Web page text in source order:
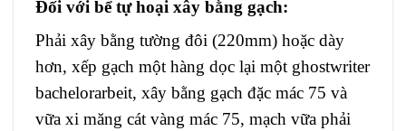
Đối với bể tự hoại xây bằng gạch:
Phải xây bằng tường đôi (220mm) hoặc dày
hơn, xếp gạch một hàng dọc lại một ghostwriter
bachelorarbeit, xây bằng gạch đặc mác 75 và
vữa xi măng cát vàng mác 75, mạch vữa phải